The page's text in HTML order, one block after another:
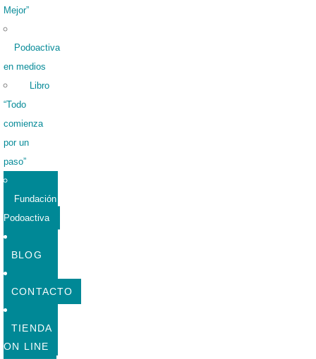
Mejor”
Podoactiva
en medios
Libro
“Todo
comienza
por un
paso”
Fundación
Podoactiva
BLOG
CONTACTO
TIENDA
ON LINE